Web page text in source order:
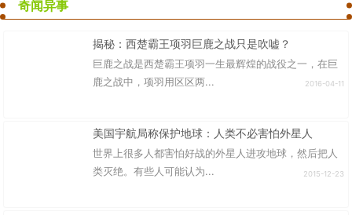
奇闻异事
揭秘：西楚霸王项羽巨鹿之战只是吹嘘？
巨鹿之战是西楚霸王项羽一生最辉煌的战役之一，在巨
鹿之战中，项羽用区区两...
2016-04-11
美国宇航局称保护地球：人类不必害怕外星人
世界上很多人都害怕好战的外星人进攻地球，然后把人
类灭绝。有些人可能认为...
2015-12-23